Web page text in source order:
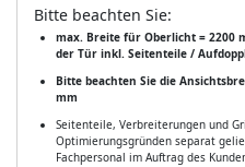
Bitte beachten Sie:
max. Breite für Oberlicht = 2200
der Tür inkl. Seitenteile /
Bitte beachten Sie die
mm
Seitenteile, Verbreiterungen und
Optimierungsgründen separat
Fachpersonal im Auftrag des